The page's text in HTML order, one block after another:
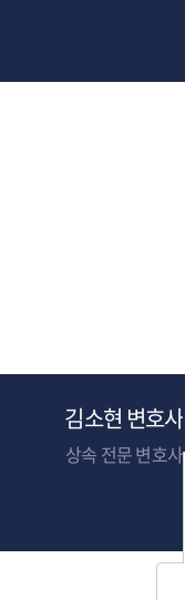
김소현 변호사
상속 전문 변호사